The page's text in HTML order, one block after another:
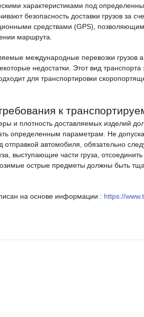
характеристиками под
безопасность доставки грузов за
средствами (GPS),
маршрута.
международные перевозки грузов
недостатки. Этот вид
для транспортировки
к
и плотность доставляемых изделий
определенным параметрам. Не
отправкой автомобиля, обязательно
выступающие части груза,
острые предметы должны быть
на основе информации : https://